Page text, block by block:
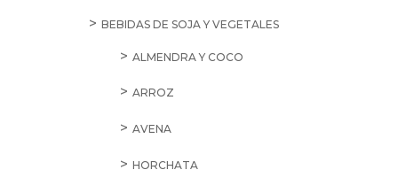
BEBIDAS DE SOJA Y VEGETALES
ALMENDRA Y COCO
ARROZ
AVENA
HORCHATA